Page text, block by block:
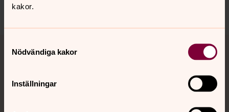
kakor.
Nödvändiga kakor
Inställningar
hudiksvallsbygdens.forsamling@svenskakyrkan.se
Kontakt